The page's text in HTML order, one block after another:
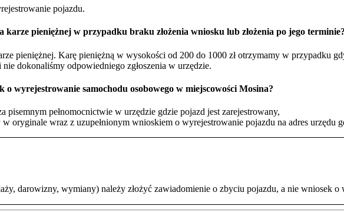
pojazdu.
pieniężnej w przypadku braku złożenia wniosku lub złożenia po jego terminie?
pieniężnej. Karę pieniężną w wysokości od 200 do 1000 zł otrzymamy w przypadku
dokonaliśmy odpowiedniego zgłoszenia w urzędzie.
o wyrejestrowanie samochodu osobowego w miejscowości Mosina?
pisemnym pełnomocnictwie w urzędzie gdzie pojazd jest zarejestrowany,
oryginale wraz z uzupełnionym wnioskiem o wyrejestrowanie pojazdu na adres urzędu
darowizny, wymiany) należy złożyć zawiadomienie o zbyciu pojazdu, a nie wniosek o